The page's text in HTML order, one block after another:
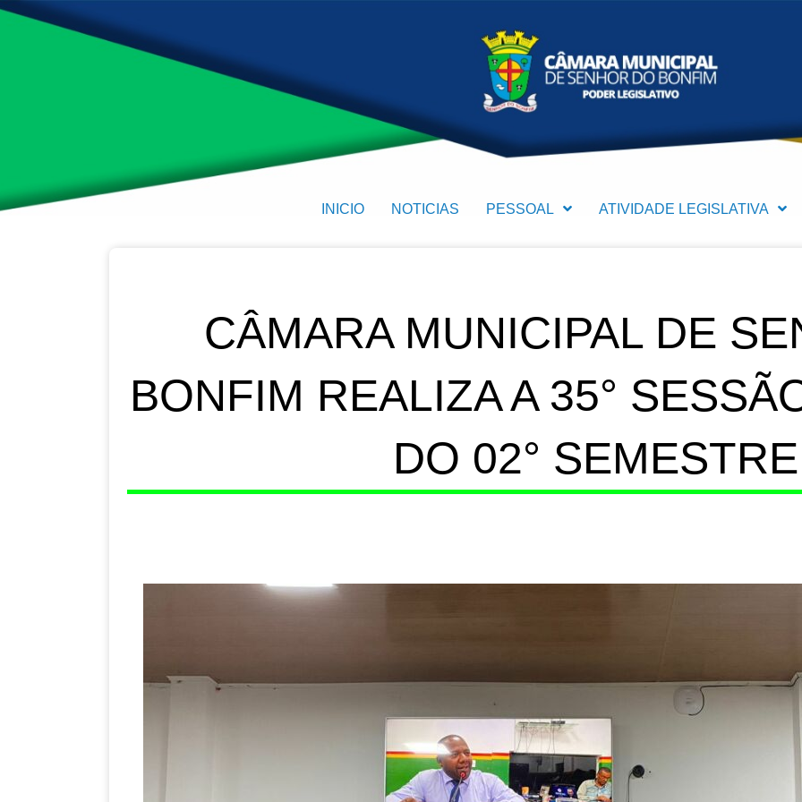
INICIO NOTICIAS PESSOAL ATIVIDADE LEGISLATIVA
CÂMARA MUNICIPAL DE
BONFIM REALIZA A 35°
DO 02°